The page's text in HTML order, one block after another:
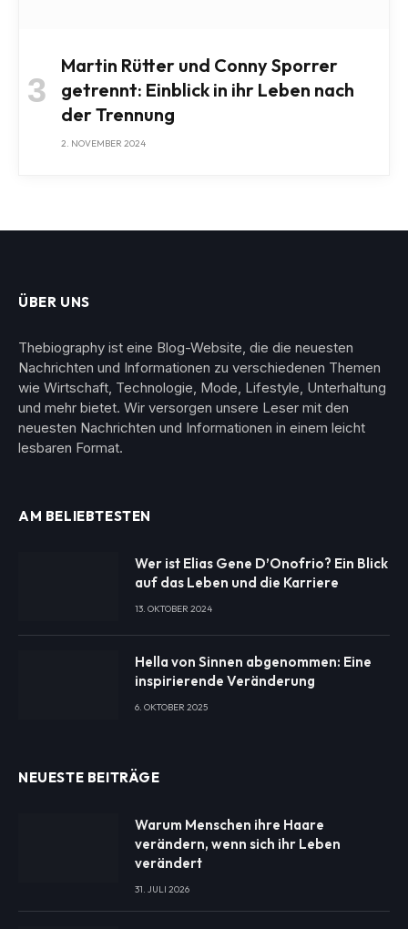
Martin Rütter und Conny Sporrer
getrennt: Einblick in ihr Leben nach
der Trennung
2. NOVEMBER 2024
ÜBER UNS
Thebiography ist eine Blog-Website, die die neuesten
Nachrichten und Informationen zu verschiedenen Themen
wie Wirtschaft, Technologie, Mode, Lifestyle, Unterhaltung
und mehr bietet. Wir versorgen unsere Leser mit den
neuesten Nachrichten und Informationen in einem leicht
lesbaren Format.
AM BELIEBTESTEN
Wer ist Elias Gene D’Onofrio? Ein Blick
auf das Leben und die Karriere
13. OKTOBER 2024
Hella von Sinnen abgenommen: Eine
inspirierende Veränderung
6. OKTOBER 2025
NEUESTE BEITRÄGE
Warum Menschen ihre Haare
verändern, wenn sich ihr Leben
verändert
31. JULI 2026